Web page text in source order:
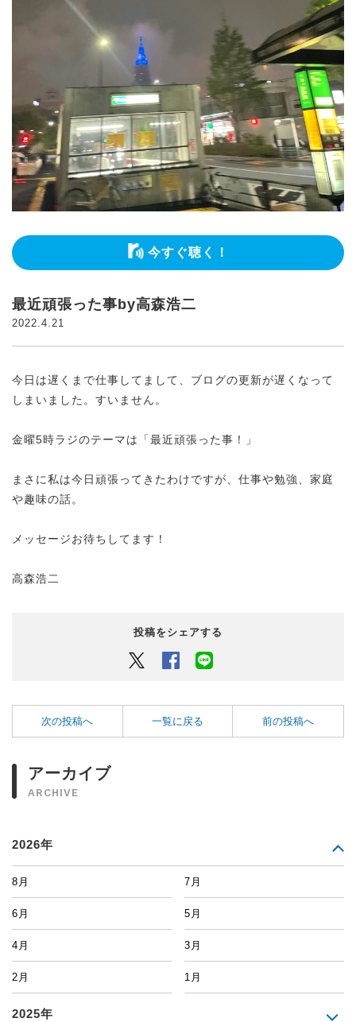
今すぐ聴く！
最近頑張った事by高森浩二
2022.4.21
今日は遅くまで仕事してまして、ブログの更新が遅くなって
しまいました。すいません。
金曜5時ラジのテーマは「最近頑張った事！」
まさに私は今日頑張ってきたわけですが、仕事や勉強、家庭
や趣味の話。
メッセージお待ちしてます！
高森浩二
投稿をシェアする
Twitter Facebook
次の投稿へ 一覧に戻る 前の投稿へ
アーカイブ
ARCHIVE
2026年
8月 7月
6月 5月
4月 3月
2月 1月
2025年